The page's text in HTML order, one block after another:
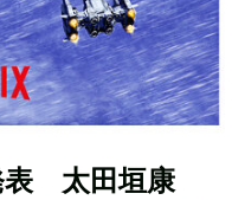
表 太田垣康